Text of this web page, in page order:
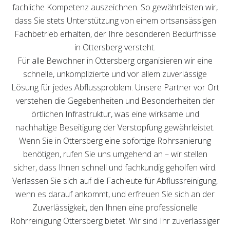
fachliche Kompetenz auszeichnen. So gewährleisten wir,
dass Sie stets Unterstützung von einem ortsansässigen
Fachbetrieb erhalten, der Ihre besonderen Bedürfnisse
in Ottersberg versteht.
Für alle Bewohner in Ottersberg organisieren wir eine
schnelle, unkomplizierte und vor allem zuverlässige
Lösung für jedes Abflussproblem. Unsere Partner vor Ort
verstehen die Gegebenheiten und Besonderheiten der
örtlichen Infrastruktur, was eine wirksame und
nachhaltige Beseitigung der Verstopfung gewährleistet.
Wenn Sie in Ottersberg eine sofortige Rohrsanierung
benötigen, rufen Sie uns umgehend an – wir stellen
sicher, dass Ihnen schnell und fachkundig geholfen wird.
Verlassen Sie sich auf die Fachleute für Abflussreinigung,
wenn es darauf ankommt, und erfreuen Sie sich an der
Zuverlässigkeit, den Ihnen eine professionelle
Rohrreinigung Ottersberg bietet. Wir sind Ihr zuverlässiger